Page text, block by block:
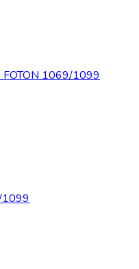
FOTON 1069/1099
1099